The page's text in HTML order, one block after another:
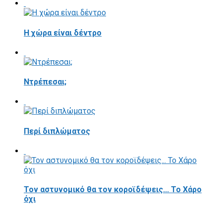
Η χώρα είναι δέντρο
Ντρέπεσαι;
Περί διπλώματος
Τον αστυνομικό θα τον κοροϊδέψεις... Το Χάρο
όχι